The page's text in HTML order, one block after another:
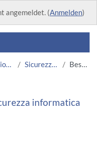
angemeldet. (Anmelden)
Formazione Informatica Sicurezza informatica Beschreibung
informatica